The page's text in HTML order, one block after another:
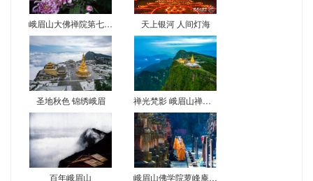
峨眉山大佛禅院第七届菊花展 天上银河 人间灯海
圣地秋色 锦绣峨眉 禅光梵影 峨眉山禅意影像
百年峨眉山 峨眉山佛学院萝峰庵扫塔缅怀先辈遗范